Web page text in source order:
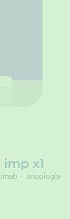
x1
– oncología